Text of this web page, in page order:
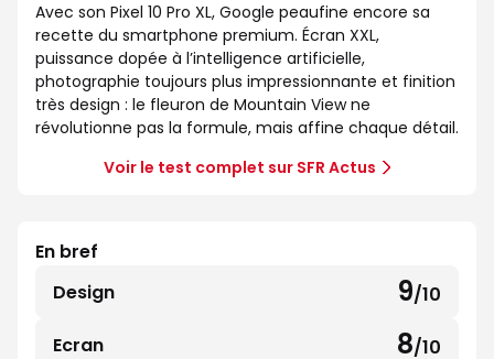
Avec son Pixel 10 Pro XL, Google peaufine encore sa
recette du smartphone premium. Écran XXL,
puissance dopée à l’intelligence artificielle,
photographie toujours plus impressionnante et finition
très design : le fleuron de Mountain View ne
révolutionne pas la formule, mais affine chaque détail.
Voir le test complet sur SFR Actus
En bref
Design
9/10
9
sur
Ecran 8/10